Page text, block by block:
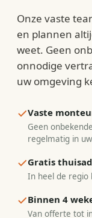
Onze vaste
en plannen
weet. Geen
onnodige
uw omgeving
Vaste
Geen
regelmatig in
Gratis
In heel de regio
Binnen 4
Van offerte tot